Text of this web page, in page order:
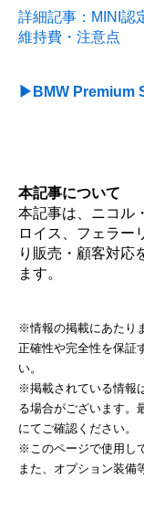
詳細記事：MINI認
維持費・注意点
▶BMW Premium
本記事について
本記事は、ニコル
ロイス、フェラー
り販売・顧客対応
ます。
※情報の掲載にあたり
正確性や完全性を保証
い。
※掲載されている情報
る場合がございます。
にてご確認ください。
※このページで使用し
また、オプション装備